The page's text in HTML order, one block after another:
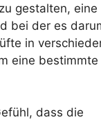
gestalten, eine
bei der es
in
eine
dass die